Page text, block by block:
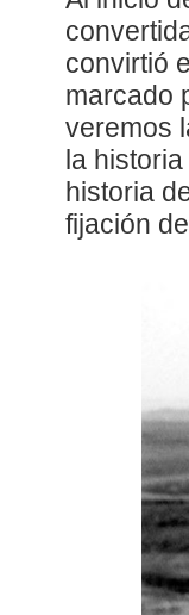
convirtió
marcado
veremos
la
historia
fijación